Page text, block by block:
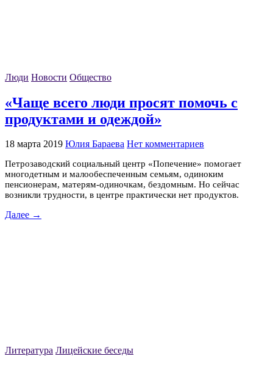
Люди Новости Общество
«Чаще всего люди просят помочь с
продуктами и одеждой»
18 марта 2019 Юлия Бараева Нет комментариев
Петрозаводский социальный центр «Попечение» помогает
многодетным и малообеспеченным семьям, одиноким
пенсионерам, матерям-одиночкам, бездомным. Но сейчас
возникли трудности, в центре практически нет продуктов.
Далее →
Литература Лицейские беседы